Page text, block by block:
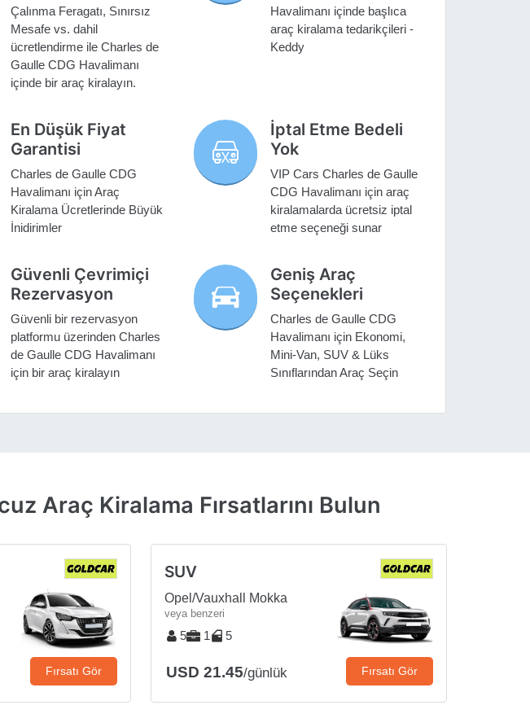
Çalınma Feragatı, Sınırsız
Mesafe vs. dahil
ücretlendirme ile Charles de
Gaulle CDG Havalimanı
içinde bir araç kiralayın.
Havalimanı içinde başlıca
araç kiralama tedarikçileri -
Keddy
En Düşük Fiyat
Garantisi
Charles de Gaulle CDG
Havalimanı için Araç
Kiralama Ücretlerinde Büyük
İnidirimler
İptal Etme Bedeli
Yok
VIP Cars Charles de Gaulle
CDG Havalimanı için araç
kiralamalarda ücretsiz iptal
etme seçeneği sunar
Güvenli Çevrimiçi
Rezervasyon
Güvenli bir rezervasyon
platformu üzerinden Charles
de Gaulle CDG Havalimanı
için bir araç kiralayın
Geniş Araç
Seçenekleri
Charles de Gaulle CDG
Havalimanı için Ekonomi,
Mini-Van, SUV & Lüks
Sınıflarından Araç Seçin
Araç Kiralama Fırsatlarını Bulun
Fırsatı Gör
SUV
Opel/Vauxhall Mokka
veya benzeri
5 1 5
USD 21.45/günlük Fırsatı Gör